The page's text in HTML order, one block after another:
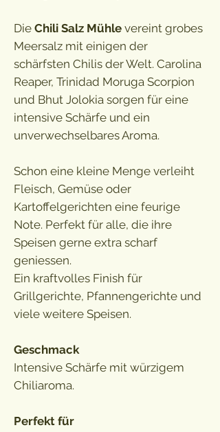
Die Chili Salz Mühle vereint grobes
Meersalz mit einigen der
schärfsten Chilis der Welt. Carolina
Reaper, Trinidad Moruga Scorpion
und Bhut Jolokia sorgen für eine
intensive Schärfe und ein
unverwechselbares Aroma.
Schon eine kleine Menge verleiht
Fleisch, Gemüse oder
Kartoffelgerichten eine feurige
Note. Perfekt für alle, die ihre
Speisen gerne extra scharf
geniessen.
Ein kraftvolles Finish für
Grillgerichte, Pfannengerichte und
viele weitere Speisen.
Geschmack
Intensive Schärfe mit würzigem
Chiliaroma.
Perfekt für